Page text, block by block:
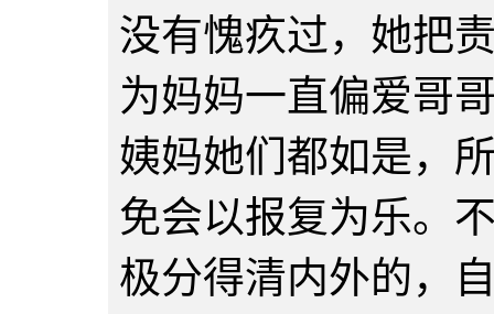
没有愧疚过，她把
为妈妈一直偏爱哥
姨妈她们都如是，
免会以报复为乐。
极分得清内外的，